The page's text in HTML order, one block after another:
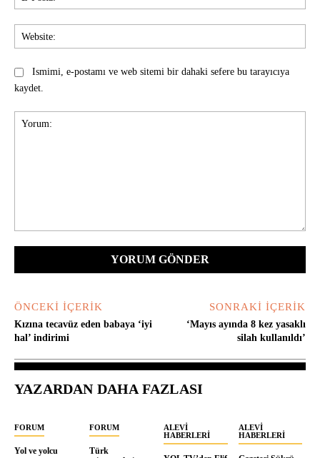
Ismimi, e-postamı ve web sitemi bir dahaki sefere bu tarayıcıya
kaydet.
ÖNCEKI İÇERIK
Kızına tecavüz eden babaya ‘iyi
hal’ indirimi
SONRAKI İÇERIK
‘Mayıs ayında 8 kez yasaklı
silah kullanıldı’
YAZARDAN DAHA FAZLASI
FORUM
Yol ve yolcu
FORUM
Türk
ALEVI
HABERLERI
ALEVI
HABERLERI